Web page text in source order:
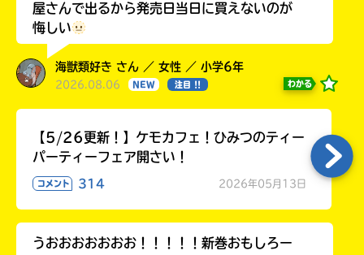
屋さんで出るから発売日当日に買えないのが
悔しい
海獣類好き さん ／ 女性 ／ 小学6年
2026.08.06 NEW 注目 !! わかる
【5/26更新！】ケモカフェ！ひみつのティー
パーティーフェア開さい！
コメント 314 2026年05月13日
うおおおおおおお！！！！！新巻おもしろー